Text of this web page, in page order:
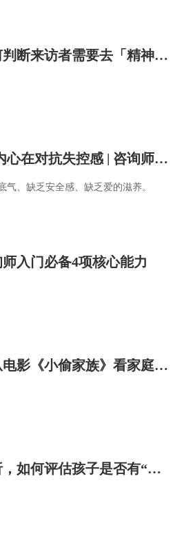
断来访者需要去「精神
在对抗失控感 | 咨询师回
、缺乏安全感、缺乏爱的滋养。
入门必备4项核心能力
影《小偷家族》看家庭系
如何评估孩子是否有“厌